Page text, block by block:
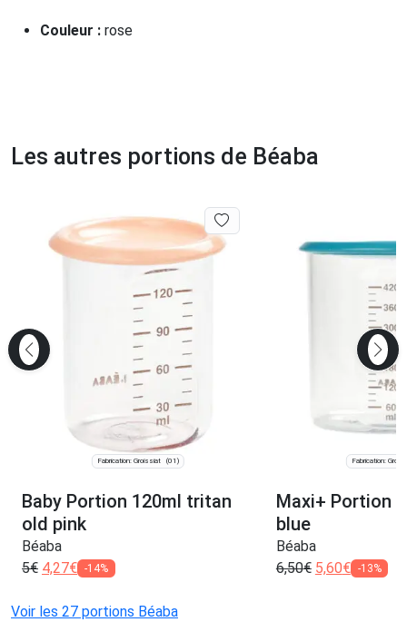
Couleur : rose
Les autres portions de Béaba
Fabrication: Groissiat (01)
Baby Portion 120ml tritan
old pink
Béaba
5€ 4,27€ -14%
Fabrication:
Maxi+ Portion
blue
Béaba
6,50€ 5,60€ -13%
Voir les 27 portions Béaba